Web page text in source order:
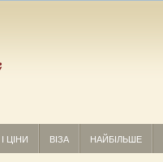
ЦІНИ ВІЗА НАЙБІЛЬШЕ